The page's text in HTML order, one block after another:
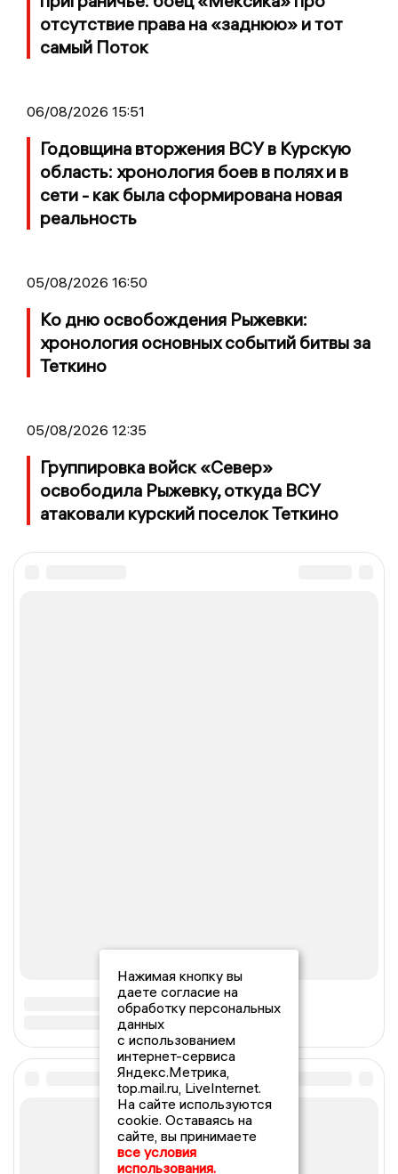
отсутствие права на «заднюю» и тот
самый Поток
06/08/2026 15:51
Годовщина вторжения ВСУ в Курскую
область: хронология боев в полях и в
сети - как была сформирована новая
реальность
05/08/2026 16:50
Ко дню освобождения Рыжевки:
хронология основных событий битвы за
Теткино
05/08/2026 12:35
Группировка войск «Север»
освободила Рыжевку, откуда ВСУ
атаковали курский поселок Теткино
Нажимая кнопку вы
даете согласие на
обработку персональных
данных
с использованием
интернет-сервиса
Яндекс.Метрика,
top.mail.ru, LiveInternet.
На сайте используются
cookie. Оставаясь на
сайте, вы принимаете
все условия
использования.